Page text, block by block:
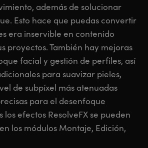
además de solucionar
Esto hace que puedas convertir
era inservible en contenido
proyectos. También hay mejoras
facial y gestión de perfiles, así
para suavizar pieles,
de subpíxel más atenuadas
para el desenfoque
los efectos ResolveFX se pueden
los módulos Montaje, Edición,